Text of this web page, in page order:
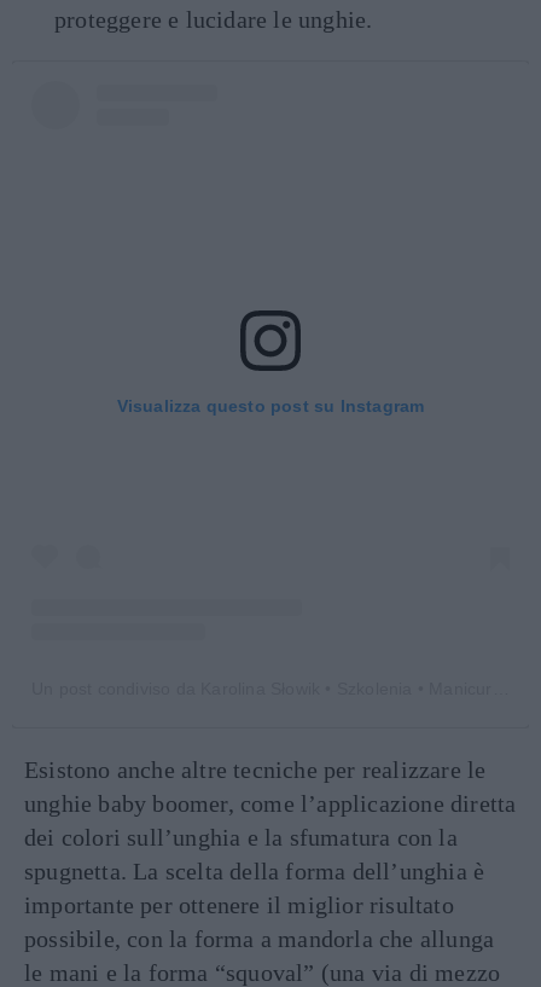
proteggere e lucidare le unghie.
Visualizza questo post su Instagram
Esistono anche altre tecniche per realizzare le
unghie baby boomer, come l’applicazione diretta
dei colori sull’unghia e la sfumatura con la
spugnetta. La scelta della forma dell’unghia è
importante per ottenere il miglior risultato
possibile, con la forma a mandorla che allunga
le mani e la forma “squoval” (una via di mezzo